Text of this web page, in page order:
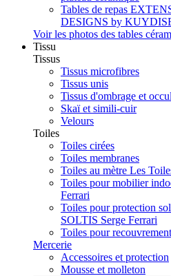
Tables de repas
DESIGNS by
Voir les photos des tables
Tissu
Tissus
Tissus microfibres
Tissus unis
Tissus d'ombrage et
Skaï et simili-cuir
Velours
Toiles
Toiles cirées
Toiles membranes
Toiles au mètre Les
Toiles pour mobilier
Ferrari
Toiles pour protection
SOLTIS Serge Ferrari
Toiles pour
Mercerie
Accessoires et protection
Mousse et molleton